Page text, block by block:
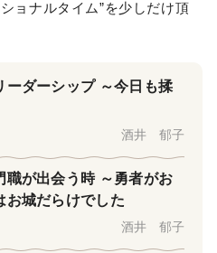
ョナルタイム”を少しだけ頂
ダーシップ ～今日も揉
酒井 郁子
が出会う時 ～勇者がお
お城だらけでした
酒井 郁子